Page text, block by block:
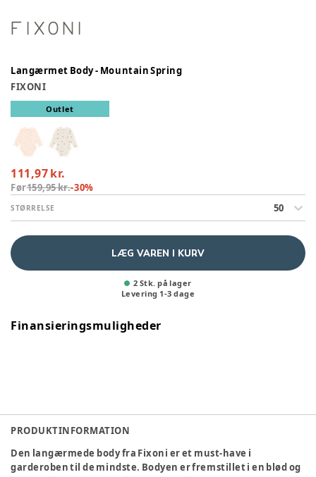
Langærmet Body - Mountain Spring
FIXONI
Outlet
111,97 kr.
Før159,95 kr.-30%
STØRRELSE 50
LÆG VAREN I KURV
2 Stk. på lager
Levering 1-3 dage
Finansieringsmuligheder
PRODUKTINFORMATION
Den langærmede body fra Fixoni er et must-have i
garderoben til de mindste. Bodyen er fremstillet i en blød og